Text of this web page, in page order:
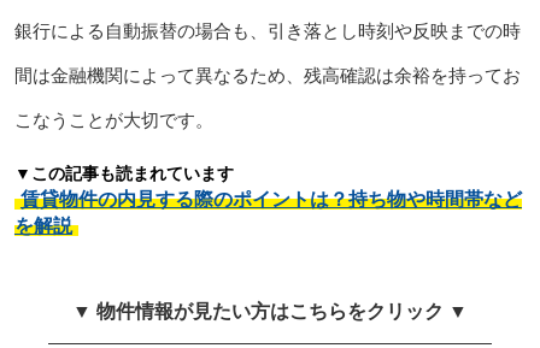
銀行による自動振替の場合も、引き落とし時刻や反映までの時
間は金融機関によって異なるため、残高確認は余裕を持ってお
こなうことが大切です。
▼この記事も読まれています
賃貸物件の内見する際のポイントは？持ち物や時間帯など
を解説
▼ 物件情報が見たい方はこちらをクリック ▼